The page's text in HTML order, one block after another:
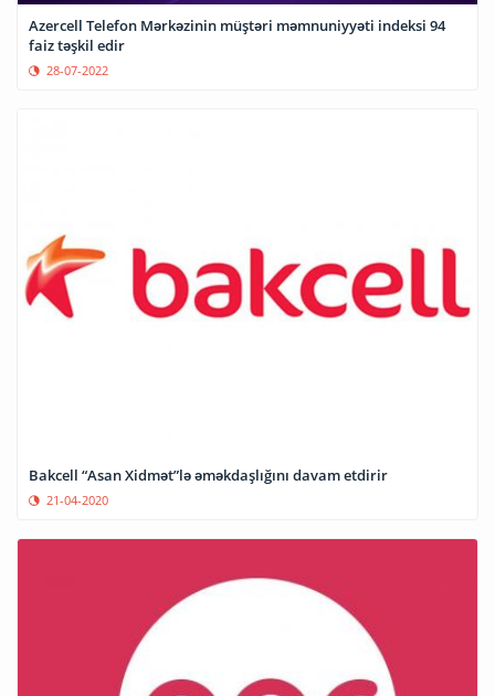
Azercell Telefon Mərkəzinin müştəri məmnuniyyəti indeksi 94
faiz təşkil edir
28-07-2022
Bakcell “Asan Xidmət”lə əməkdaşlığını davam etdirir
21-04-2020